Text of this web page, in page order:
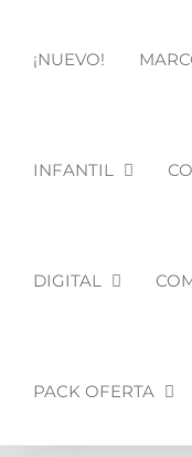
¡NUEVO!
INFANTIL
DIGITAL
PACK OFERTA